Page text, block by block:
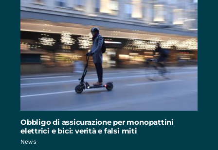
Obbligo di assicurazione per monopattini
elettrici e bici: verità e falsi miti
News